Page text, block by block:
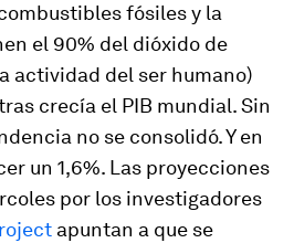
fósiles y la
el 90% del dióxido de
actividad del ser humano)
crecía el PIB mundial. Sin
no se consolidó. Y en
un 1,6%. Las proyecciones
por los investigadores
apuntan a que se